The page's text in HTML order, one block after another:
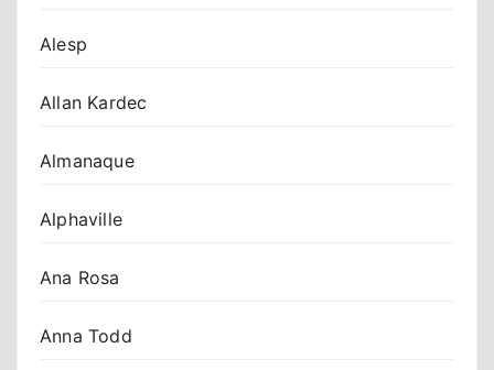
Alesp
Allan Kardec
Almanaque
Alphaville
Ana Rosa
Anna Todd